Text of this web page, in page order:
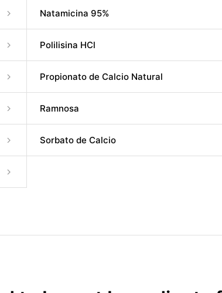
Natamicina 95%
Polilisina HCl
Propionato de Calcio Natural
Ramnosa
Sorbato de Calcio